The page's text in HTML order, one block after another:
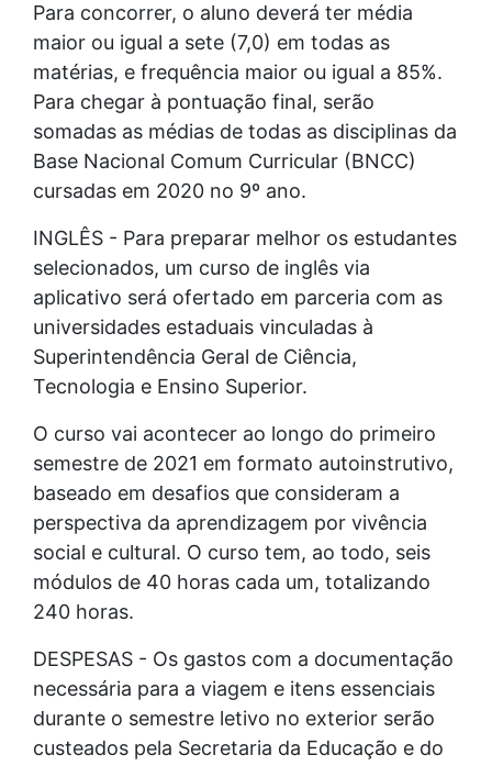
Para concorrer, o aluno deverá ter média
maior ou igual a sete (7,0) em todas as
matérias, e frequência maior ou igual a 85%.
Para chegar à pontuação final, serão
somadas as médias de todas as disciplinas da
Base Nacional Comum Curricular (BNCC)
cursadas em 2020 no 9º ano.
INGLÊS - Para preparar melhor os estudantes
selecionados, um curso de inglês via
aplicativo será ofertado em parceria com as
universidades estaduais vinculadas à
Superintendência Geral de Ciência,
Tecnologia e Ensino Superior.
O curso vai acontecer ao longo do primeiro
semestre de 2021 em formato autoinstrutivo,
baseado em desafios que consideram a
perspectiva da aprendizagem por vivência
social e cultural. O curso tem, ao todo, seis
módulos de 40 horas cada um, totalizando
240 horas.
DESPESAS - Os gastos com a documentação
necessária para a viagem e itens essenciais
durante o semestre letivo no exterior serão
custeados pela Secretaria da Educação e do